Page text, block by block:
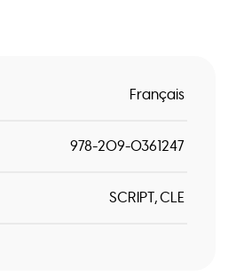
Français
978-209-0361247
SCRIPT CLE